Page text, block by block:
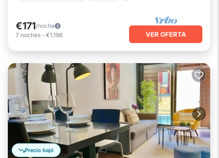
€171/noche
7 noches - €1,198 VER OFERTA
Precio bajó